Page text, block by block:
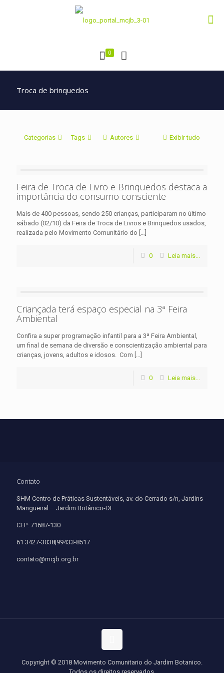
0
Troca de brinquedos
Categorias Tags Autores Exibir tudo
Feira de Troca de Livro e Brinquedos destaca a
importância do consumo consciente
Mais de 400 pessoas, sendo 250 crianças, participaram no último
sábado (02/10) da Feira de Troca de Livros e Brinquedos usados,
realizada pelo Movimento Comunitário do […]
0 Leia mais...
Criançada terá espaço especial na 3ª Feira
Ambiental
Confira a super programação infantil para a 3ª Feira Ambiental,
um final de semana de diversão e conscientização ambiental para
crianças, jovens, adultos e idosos. Com […]
0 Leia mais...
Contato
SHM Centro de Práticas Sustentáveis, av. do Cerrado s/n, Jardins
Mangueiral – Jardim Botânico-DF
CEP: 71687-130
61 3427-3038|99433-8517
contato@mcjb.org.br
Copyright © 2018 Movimento Comunitario do Jardim Botanico.